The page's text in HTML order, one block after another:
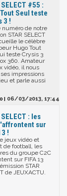
#55 :
Seul teste
3 !
numéro de notre
STAR SELECT
le célèbre
Hugo Tout
teste Crysis 3
360. Amateur
vidéo, il nous
impressions
et parle aussi
| 06/03/2013, 17:44
: les
sur
!
jeux vidéo et
de football, les
du groupe C2C
sur FIFA 13
STAR
de JEUXACTU.